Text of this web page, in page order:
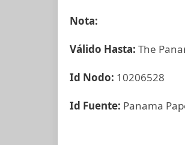
Nota:
Válido Hasta: The
Id Nodo: 10206528
Id Fuente: Panama